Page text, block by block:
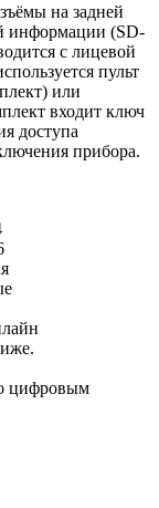
на задней
информации (SD-
с лицевой
пульт
или
входит ключ
доступа
прибора.
цифровым